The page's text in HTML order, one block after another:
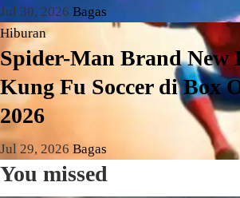
Jul 30, 2026 Bagas
Hiburan
Spider-Man Brand New
Kung Fu Soccer di Box
2026
Jul 29, 2026 Bagas
You missed